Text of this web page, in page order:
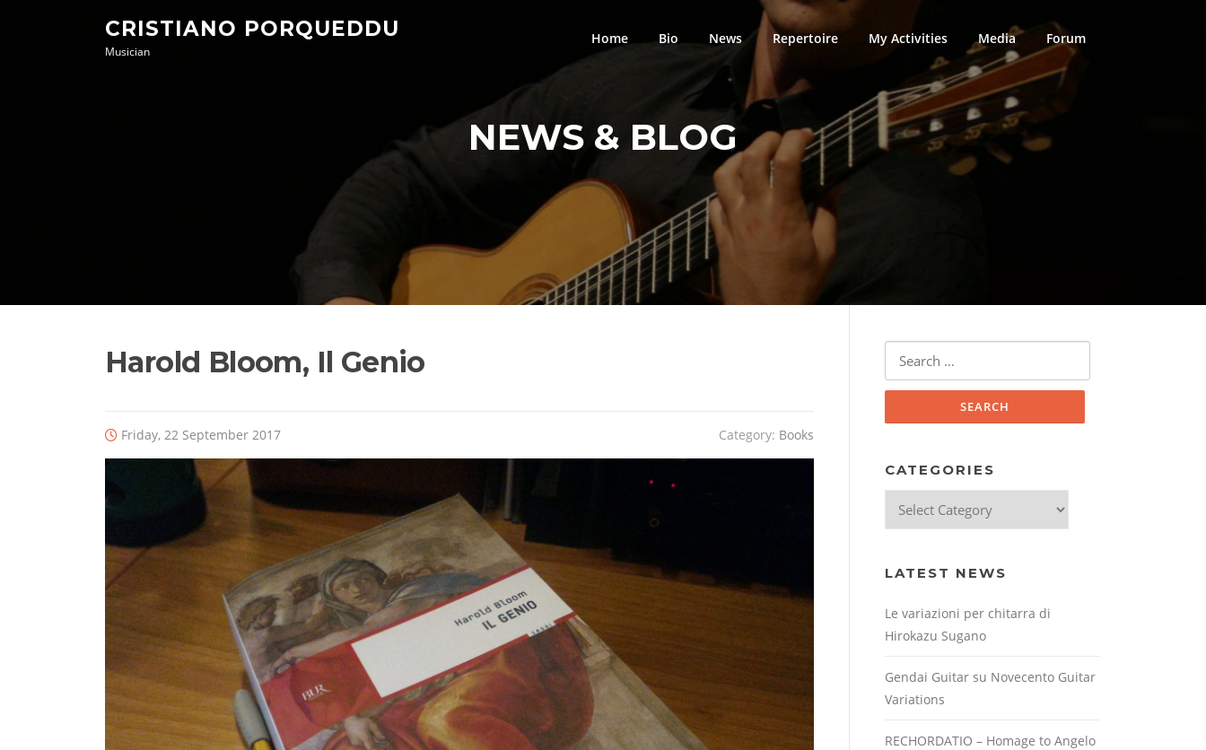
CRISTIANO PORQUEDDU
Musician
Home Bio News Repertoire My Activities Media Forum
NEWS & BLOG
Harold Bloom, Il Genio
Friday, 22 September 2017 Category: Books
CATEGORIES
LATEST NEWS
Le variazioni per chitarra di
Hirokazu Sugano
Gendai Guitar su Novecento Guitar
Variations
RECHORDATIO – Homage to Angelo